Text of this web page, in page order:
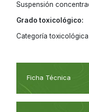
Suspensión
Grado toxicológico:
Categoría
Ficha Técnica